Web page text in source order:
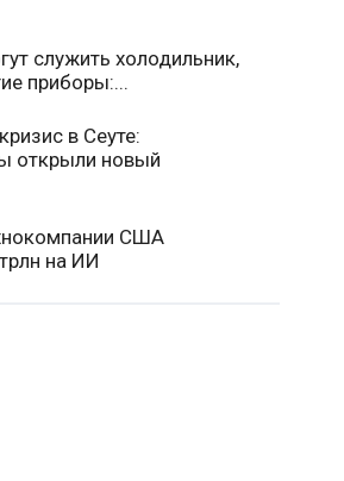
служить холодильник,
приборы:...
в Сеуте:
открыли новый
США
на ИИ